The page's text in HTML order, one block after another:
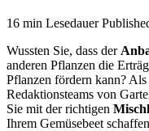
16 min Lesedauer
Wussten Sie, dass der
anderen Pflanzen die
Pflanzen fördern kann?
Redaktionsteams von
Sie mit der richtigen
Ihrem Gemüsebeet